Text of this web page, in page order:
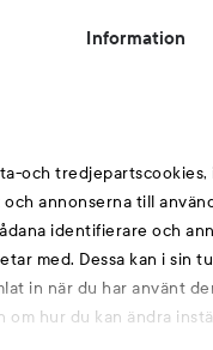
Information
och
annonserna till
identifierare och
med. Dessa kan i sin
in när du har använt
hur du kan ändra
Fragrances of the
också